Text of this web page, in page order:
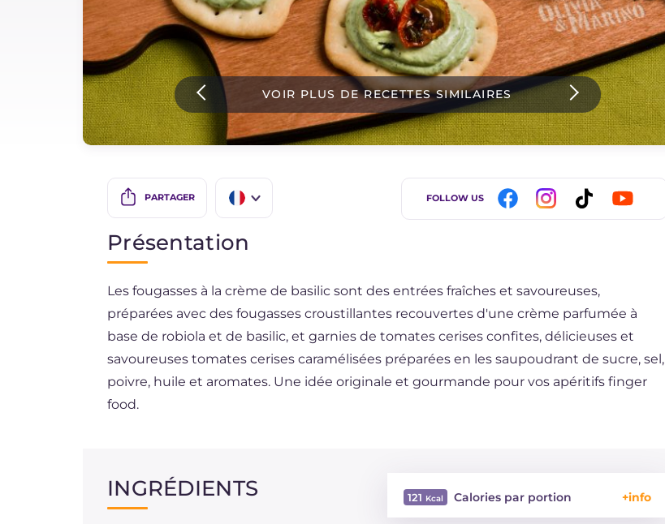
Instagram
YouTube
VOIR PLUS DE RECETTES SIMILAIRES
PARTAGER
ES
DE
BR
NL
FOLLOW US
Présentation
Les fougasses à la crème de basilic sont des entrées fraîches et savoureuses,
préparées avec des fougasses croustillantes recouvertes d'une crème parfumée à
base de robiola et de basilic, et garnies de tomates cerises confites, délicieuses et
savoureuses tomates cerises caramélisées préparées en les saupoudrant de sucre, sel,
poivre, huile et aromates. Une idée originale et gourmande pour vos apéritifs finger
food.
INGRÉDIENTS 121 Calories par portion